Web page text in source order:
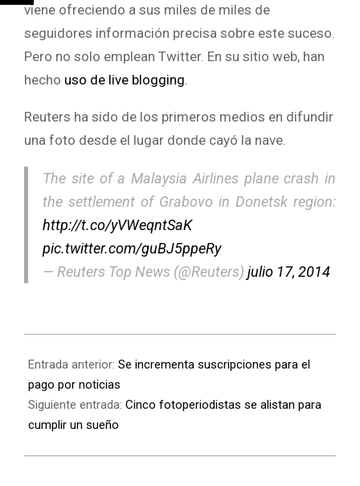
viene ofreciendo a sus miles de miles de
seguidores información precisa sobre este suceso.
Pero no solo emplean Twitter. En su sitio web, han
hecho uso de live blogging
Reuters ha sido de los primeros medios en difundir
una foto desde el lugar donde cayó la nave.
The site of a Malaysia Airlines plane crash in
the settlement of Grabovo in Donetsk region:
http://t.co/yVWeqntSaK
pic.twitter.com/guBJ5ppeRy
— Reuters Top News (@Reuters)julio 17, 2014
Entrada anterior: Se incrementa suscripciones para el
pago por noticias
Siguiente entrada: Cinco fotoperiodistas se alistan para
cumplir un sueño